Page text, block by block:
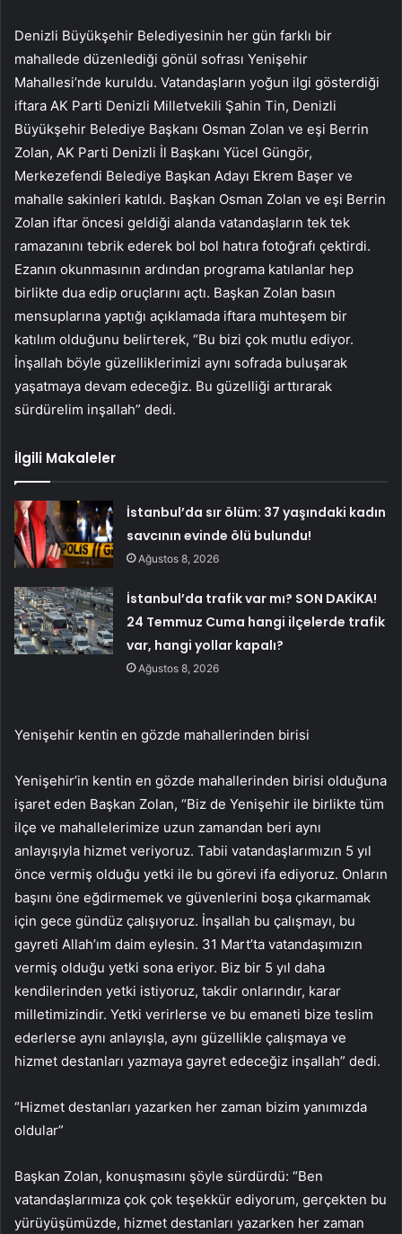
Denizli Büyükşehir Belediyesinin her gün farklı bir
mahallede düzenlediği gönül sofrası Yenişehir
Mahallesi’nde kuruldu. Vatandaşların yoğun ilgi gösterdiği
iftara AK Parti Denizli Milletvekili Şahin Tin, Denizli
Büyükşehir Belediye Başkanı Osman Zolan ve eşi Berrin
Zolan, AK Parti Denizli İl Başkanı Yücel Güngör,
Merkezefendi Belediye Başkan Adayı Ekrem Başer ve
mahalle sakinleri katıldı. Başkan Osman Zolan ve eşi Berrin
Zolan iftar öncesi geldiği alanda vatandaşların tek tek
ramazanını tebrik ederek bol bol hatıra fotoğrafı çektirdi.
Ezanın okunmasının ardından programa katılanlar hep
birlikte dua edip oruçlarını açtı. Başkan Zolan basın
mensuplarına yaptığı açıklamada iftara muhteşem bir
katılım olduğunu belirterek, “Bu bizi çok mutlu ediyor.
İnşallah böyle güzelliklerimizi aynı sofrada buluşarak
yaşatmaya devam edeceğiz. Bu güzelliği arttırarak
sürdürelim inşallah” dedi.
İlgili Makaleler
İstanbul’da sır ölüm: 37 yaşındaki kadın
savcının evinde ölü bulundu!
Ağustos 8, 2026
İstanbul’da trafik var mı? SON DAKİKA!
24 Temmuz Cuma hangi ilçelerde trafik
var, hangi yollar kapalı?
Ağustos 8, 2026
Yenişehir kentin en gözde mahallerinden birisi
Yenişehir’in kentin en gözde mahallerinden birisi olduğuna
işaret eden Başkan Zolan, “Biz de Yenişehir ile birlikte tüm
ilçe ve mahallelerimize uzun zamandan beri aynı
anlayışıyla hizmet veriyoruz. Tabii vatandaşlarımızın 5 yıl
önce vermiş olduğu yetki ile bu görevi ifa ediyoruz. Onların
başını öne eğdirmemek ve güvenlerini boşa çıkarmamak
için gece gündüz çalışıyoruz. İnşallah bu çalışmayı, bu
gayreti Allah’ım daim eylesin. 31 Mart’ta vatandaşımızın
vermiş olduğu yetki sona eriyor. Biz bir 5 yıl daha
kendilerinden yetki istiyoruz, takdir onlarındır, karar
milletimizindir. Yetki verirlerse ve bu emaneti bize teslim
ederlerse aynı anlayışla, aynı güzellikle çalışmaya ve
hizmet destanları yazmaya gayret edeceğiz inşallah” dedi.
“Hizmet destanları yazarken her zaman bizim yanımızda
oldular”
Başkan Zolan, konuşmasını şöyle sürdürdü: “Ben
vatandaşlarımıza çok çok teşekkür ediyorum, gerçekten bu
yürüyüşümüzde, hizmet destanları yazarken her zaman